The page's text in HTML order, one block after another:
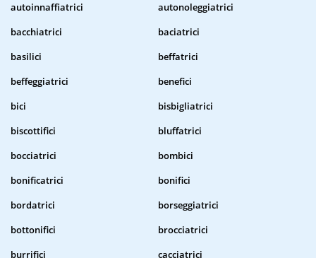
autoinnaffiatrici
autonoleggiatrici
bacchiatrici
baciatrici
basilici
beffatrici
beffeggiatrici
benefici
bici
bisbigliatrici
biscottifici
bluffatrici
bocciatrici
bombici
bonificatrici
bonifici
bordatrici
borseggiatrici
bottonifici
brocciatrici
burrifici
cacciatrici